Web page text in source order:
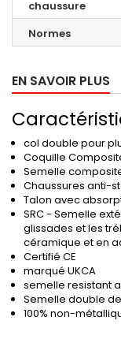
chaussure
Normes
EN SAVOIR PLUS
col double pour
Coquille
Semelle
Chaussures anti-
Talon avec
SRC - Semelle
glissades et les
céramique et en
Certifié CE
marqué UKCA
semelle resistant
Semelle double
100% non-